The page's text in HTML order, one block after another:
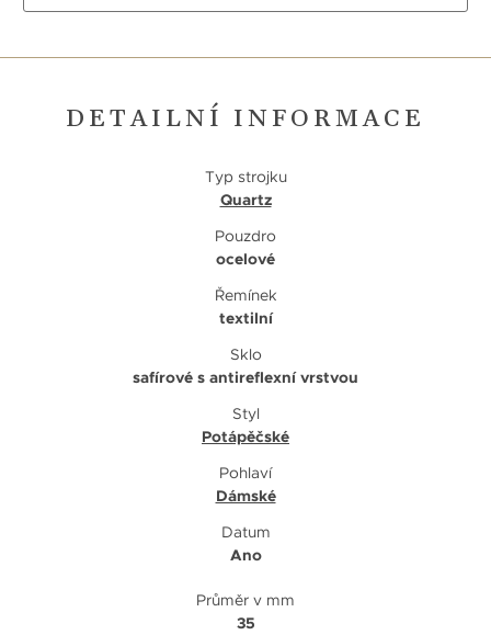
DETAILNÍ INFORMACE
Typ strojku
Quartz
Pouzdro
ocelové
Řemínek
textilní
Sklo
safírové s antireflexní vrstvou
Styl
Potápěčské
Pohlaví
Dámské
Datum
Ano
Průměr v mm
35